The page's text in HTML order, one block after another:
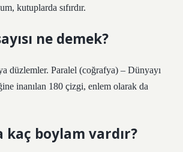
kutuplarda sıfırdır.
ne demek?
düzlemler. Paralel (coğrafya) – Dünyayı
inanılan 180 çizgi, enlem olarak da
kaç boylam vardır?